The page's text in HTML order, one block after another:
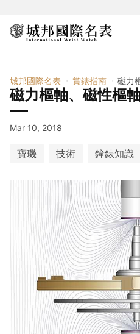
城邦國際名表 賞錶指南 磁力
磁力樞軸、磁性樞
Mar 10, 2018
寶璣 技術 鐘錶知識